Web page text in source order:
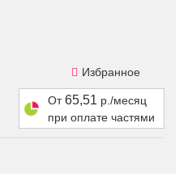
Избранное
От65,51 р./месяц
при оплате частями